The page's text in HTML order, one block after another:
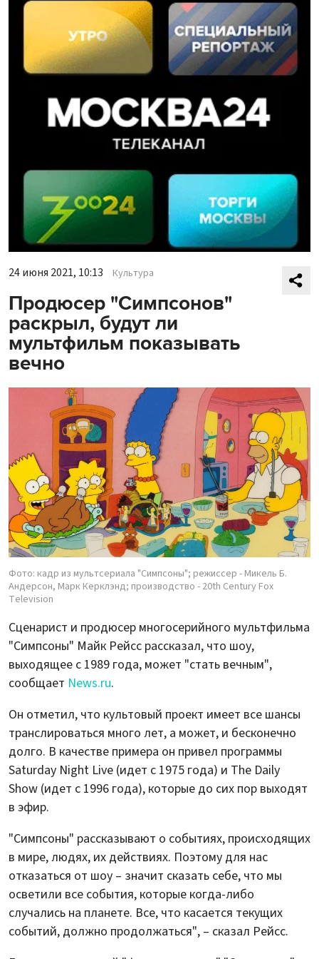
24 июня 2021, 10:13 Культура
Продюсер "Симпсонов"
раскрыл, будут ли
мультфильм показывать
вечно
Фото: кадр из мультсериала "Симпсоны"; режиссер - Микель Б.
Андерсон, Марк Керклэнд; производство - 20th Century Fox
Television
Сценарист и продюсер многосерийного мультфильма
"Симпсоны" Майк Рейсс рассказал, что шоу,
выходящее с 1989 года, может "стать вечным",
сообщает News.ru.
Он отметил, что культовый проект имеет все шансы
транслироваться много лет, а может, и бесконечно
долго. В качестве примера он привел программы
Saturday Night Live (идет с 1975 года) и The Daily
Show (идет с 1996 года), которые до сих пор выходят
в эфир.
"Симпсоны" рассказывают о событиях, происходящих
в мире, людях, их действиях. Поэтому для нас
отказаться от шоу – значит сказать себе, что мы
осветили все события, которые когда-либо
случались на планете. Все, что касается текущих
событий, должно продолжаться", – сказал Рейсс.